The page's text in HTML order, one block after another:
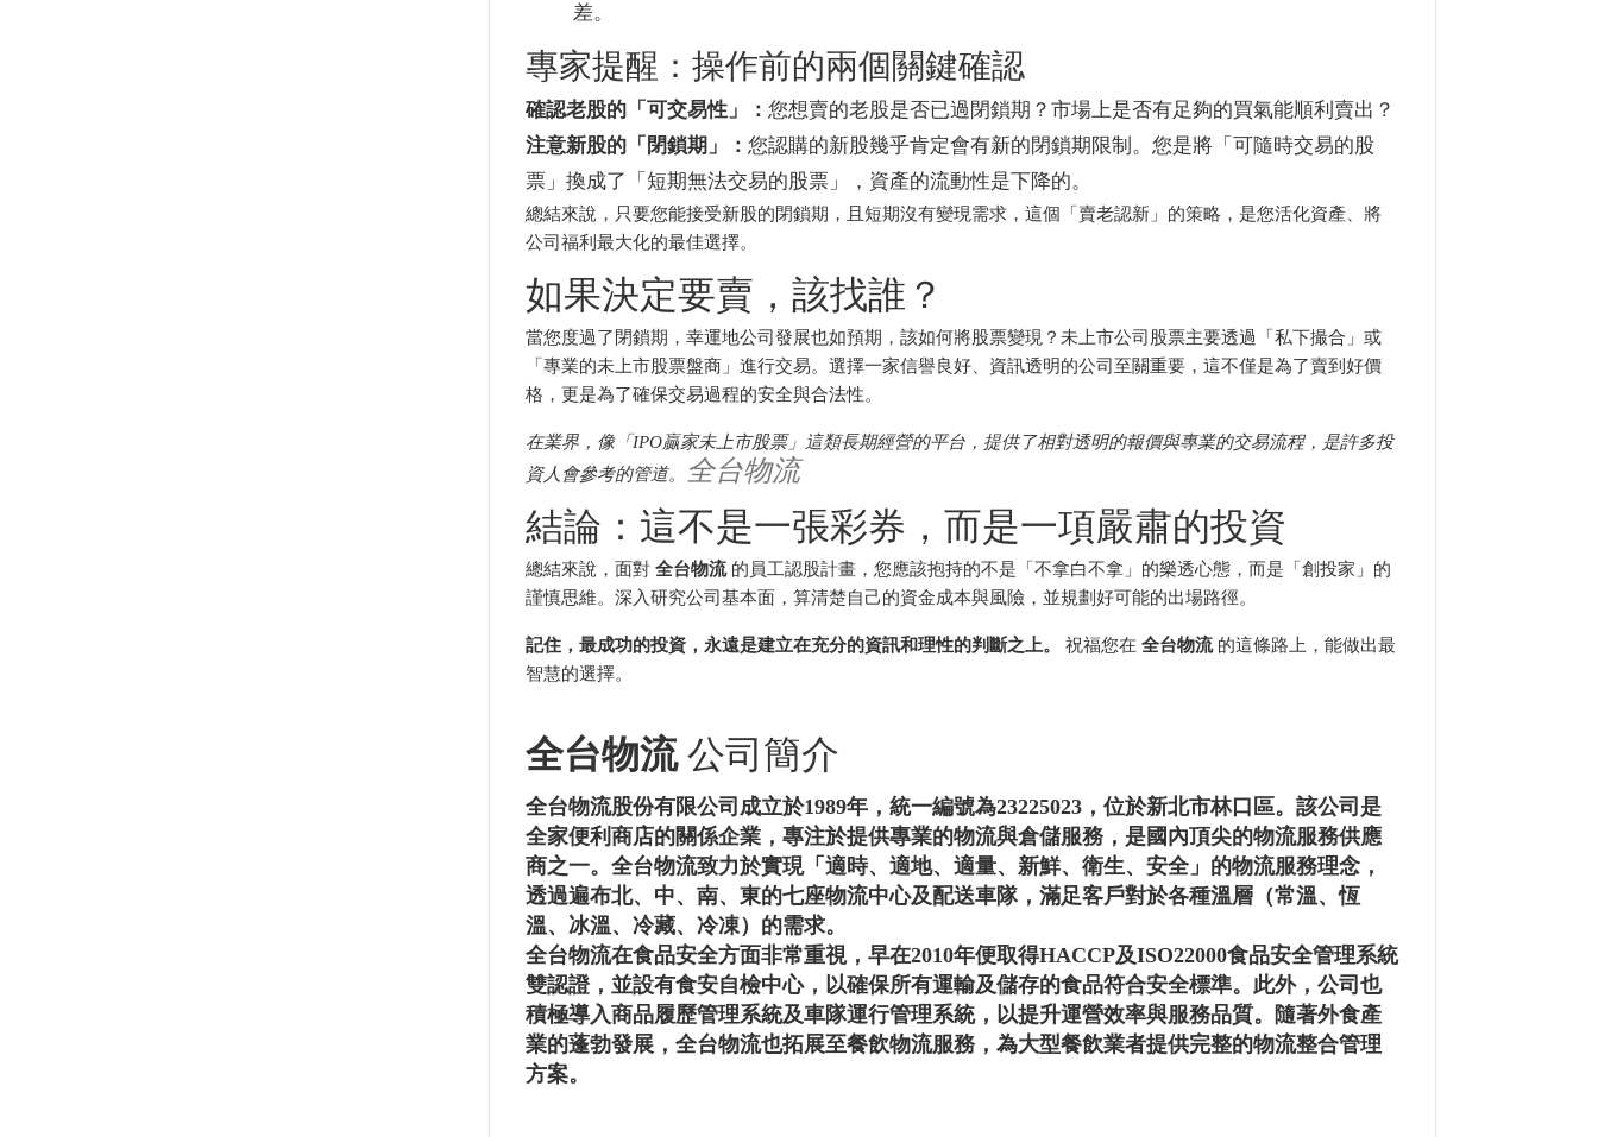
差。
專家提醒：操作前的兩個關鍵確認
確認老股的「可交易性」：您想賣的老股是否已過閉鎖期？市場上是否有足夠的買氣能順利賣出？
注意新股的「閉鎖期」：您認購的新股幾乎肯定會有新的閉鎖期限制。您是將「可隨時交易的股
票」換成了「短期無法交易的股票」，資產的流動性是下降的。
總結來說，只要您能接受新股的閉鎖期，且短期沒有變現需求，這個「賣老認新」的策略，是您活化資產、將
公司福利最大化的最佳選擇。
如果決定要賣，該找誰？
當您度過了閉鎖期，幸運地公司發展也如預期，該如何將股票變現？未上市公司股票主要透過「私下撮合」或
「專業的未上市股票盤商」進行交易。選擇一家信譽良好、資訊透明的公司至關重要，這不僅是為了賣到好價
格，更是為了確保交易過程的安全與合法性。
在業界，像「IPO贏家未上市股票」這類長期經營的平台，提供了相對透明的報價與專業的交易流程，是許多投
資人會參考的管道。
全台物流
結論：這不是一張彩券，而是一項嚴肅的投資
總結來說，面對全台物流的員工認股計畫，您應該抱持的不是「不拿白不拿」的樂透心態，而是「創投家」的
謹慎思維。深入研究公司基本面，算清楚自己的資金成本與風險，並規劃好可能的出場路徑。
記住，最成功的投資，永遠是建立在充分的資訊和理性的判斷之上。 祝福您在全台物流的這條路上，能做出最
智慧的選擇。
全台物流公司簡介
全台物流股份有限公司成立於1989年，統一編號為23225023，位於新北市林口區。該公司是
全家便利商店的關係企業，專注於提供專業的物流與倉儲服務，是國內頂尖的物流服務供應
商之一。全台物流致力於實現「適時、適地、適量、新鮮、衛生、安全」的物流服務理念，
透過遍布北、中、南、東的七座物流中心及配送車隊，滿足客戶對於各種溫層（常溫、恆
溫、冰溫、冷藏、冷凍）的需求。
全台物流在食品安全方面非常重視，早在2010年便取得HACCP及ISO22000食品安全管理系統
雙認證，並設有食安自檢中心，以確保所有運輸及儲存的食品符合安全標準。此外，公司也
積極導入商品履歷管理系統及車隊運行管理系統，以提升運營效率與服務品質。隨著外食產
業的蓬勃發展，全台物流也拓展至餐飲物流服務，為大型餐飲業者提供完整的物流整合管理
方案。